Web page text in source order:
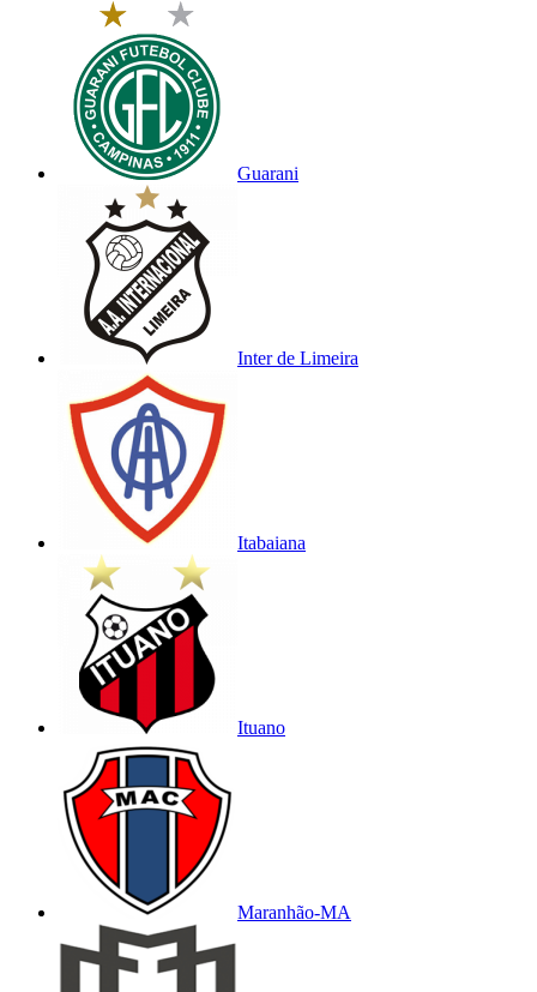
Guarani
Inter de Limeira
Itabaiana
Ituano
Maranhão-MA